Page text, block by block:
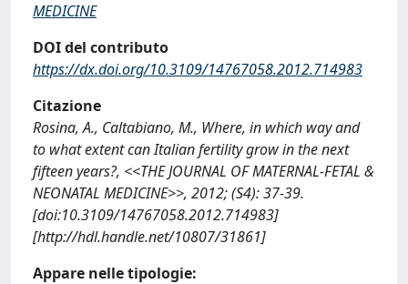
MEDICINE
DOI del contributo
https://dx.doi.org/10.3109/14767058.2012.714983
Citazione
Rosina, A., Caltabiano, M., Where, in which way and
to what extent can Italian fertility grow in the next
fifteen years?, <<THE JOURNAL OF MATERNAL-FETAL &
NEONATAL MEDICINE>>, 2012; (S4): 37-39.
[doi:10.3109/14767058.2012.714983]
[http://hdl.handle.net/10807/31861]
Appare nelle tipologie: